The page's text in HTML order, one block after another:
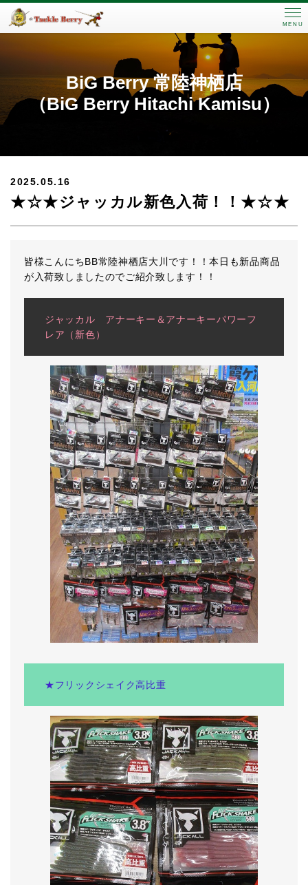
MENU
BiG Berry 常陸神栖店
（BiG Berry Hitachi Kamisu）
2025.05.16
★☆★ジャッカル新色入荷！！★☆★
皆様こんにちBB常陸神栖店大川です！！本日も新品商品
が入荷致しましたのでご紹介致します！！
ジャッカル アナーキー＆アナーキーパワーフ
レア（新色）
★フリックシェイク高比重